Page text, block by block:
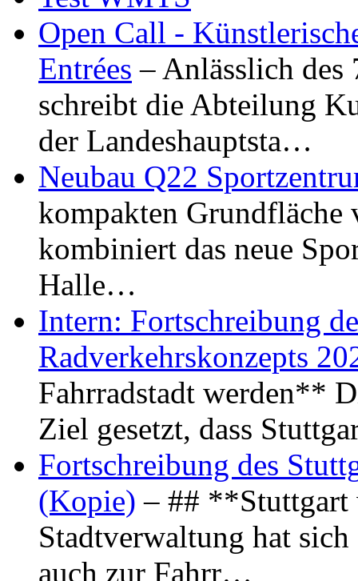
Open Call -
Entrées – Anlässlich
schreibt die Abteilung
der Landeshauptsta…
Neubau Q22
kompakten Grundfläche
kombiniert das neue
Halle…
Intern: Fortschreibung
Radverkehrskonzepts
Fahrradstadt werden**
Ziel gesetzt, dass
Fortschreibung des
(Kopie) – ## **Stuttgart
Stadtverwaltung hat
auch zur Fahrr…